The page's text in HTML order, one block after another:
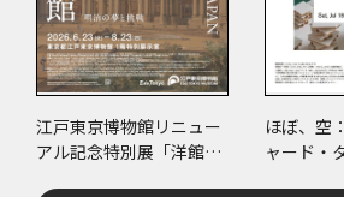
江戸東京博物館リニュー
アル記念特別展「洋館
ほぼ、空
ャード・